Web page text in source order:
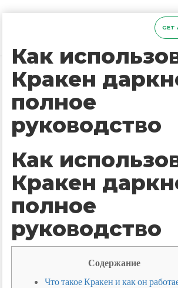
GET
Как
Кракен
полное
руководство
Как
Кракен
полное
руководство
Содержание
Что такое Кракен и как он